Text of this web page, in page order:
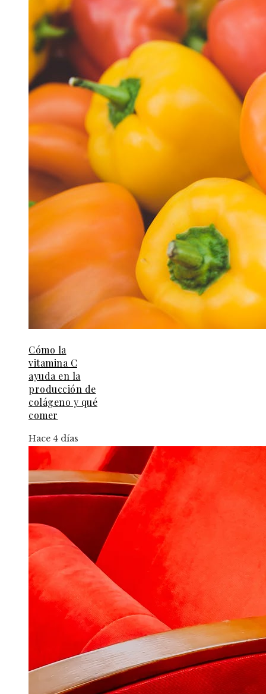
Cómo la
vitamina C
ayuda en la
producción de
colágeno y qué
comer
Hace 4 días